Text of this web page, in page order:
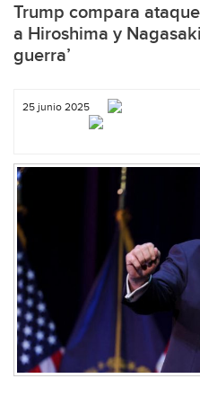
Trump compara
a Hiroshima y
guerra’
25 junio 2025